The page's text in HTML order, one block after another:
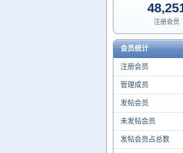
注册会员
会员统计
注册会员
管理成员
发帖会员
未发帖会员
发帖会员占总数